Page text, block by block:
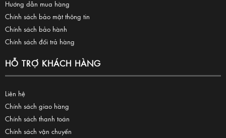
Hướng dẫn mua hàng
Chính sách bảo mật thông tin
Chính sách bảo hành
Chính sách đổi trả hàng
HỖ TRỢ KHÁCH HÀNG
Liên hệ
Chính sách giao hàng
Chính sách thanh toán
Chính sách vận chuyển